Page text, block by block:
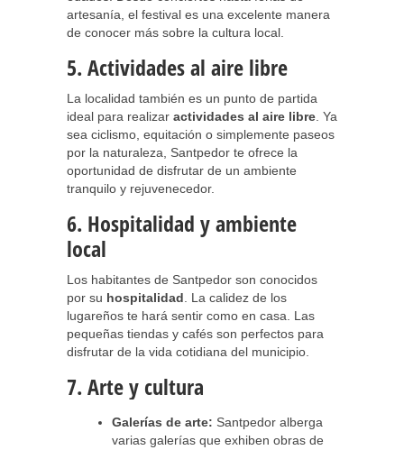
artesanía, el festival es una excelente manera
de conocer más sobre la cultura local.
5. Actividades al aire libre
La localidad también es un punto de partida
ideal para realizar actividades al aire libre . Ya
sea ciclismo, equitación o simplemente paseos
por la naturaleza, Santpedor te ofrece la
oportunidad de disfrutar de un ambiente
tranquilo y rejuvenecedor.
6. Hospitalidad y ambiente
local
Los habitantes de Santpedor son conocidos
por su hospitalidad . La calidez de los
lugareños te hará sentir como en casa. Las
pequeñas tiendas y cafés son perfectos para
disfrutar de la vida cotidiana del municipio.
7. Arte y cultura
Galerías de arte: Santpedor alberga
varias galerías que exhiben obras de